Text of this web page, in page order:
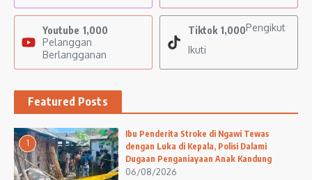
Youtube 1,000
Pelanggan
Berlangganan
Tiktok 1,000Pengikut
Ikuti
Featured Posts
1
Ibu Penderita Stroke di Ngawi Tewas
dengan Luka di Kepala, Polisi Dalami
Dugaan Penganiayaan Anak Kandung
06/08/2026